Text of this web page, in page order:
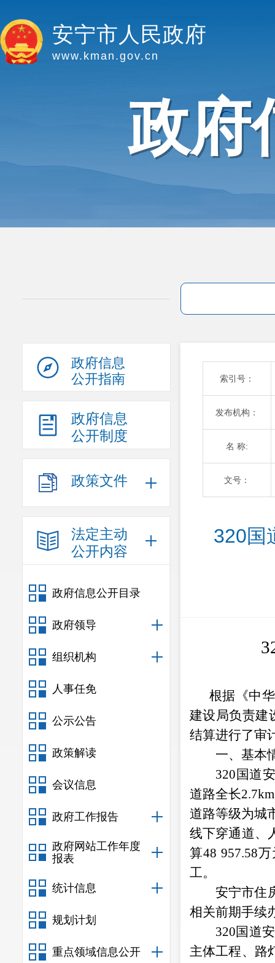
安宁市人民政府
www.kman.gov.cn
政府
政府信息
公开指南
政府信息
公开制度
政策文件
法定主动
公开内容
政府信息公开目录
政府领导
组织机构
人事任免
公示公告
政策解读
会议信息
政府工作报告
政府网站工作年度
报表
统计信息
规划计划
重点领域信息公开
索引号：
发布机构：
名 称:
文号：
320国
3
根据《中
建设局负责建
结算进行了审
一、基本
320 国道
道路全长2.7km
道路等级为城
线下穿通道、
算48 957.58万
工。
安宁市住
相关前期手续
320国道
主体工程、路